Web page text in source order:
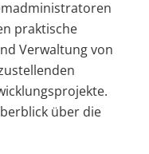
praktische
Verwaltung von
über die